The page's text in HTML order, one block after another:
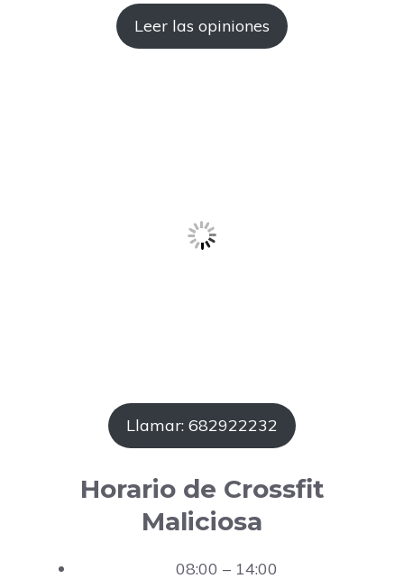
Leer las opiniones
Llamar: 682922232
Horario de Crossfit
Maliciosa
08:00 – 14:00